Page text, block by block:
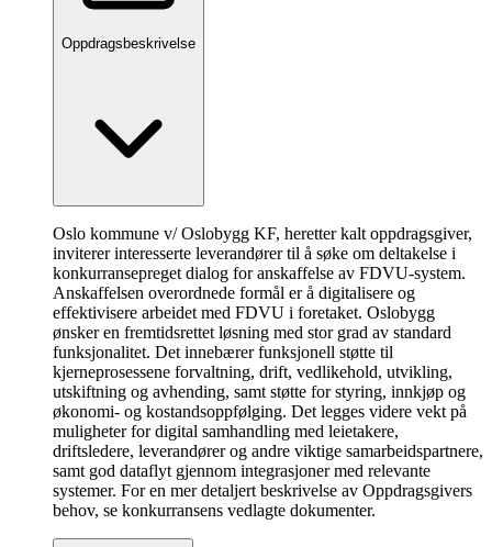
Oppdragsbeskrivelse
Oslo kommune v/ Oslobygg KF, heretter kalt oppdragsgiver,
inviterer interesserte leverandører til å søke om deltakelse i
konkurransepreget dialog for anskaffelse av FDVU-system.
Anskaffelsen overordnede formål er å digitalisere og
effektivisere arbeidet med FDVU i foretaket. Oslobygg
ønsker en fremtidsrettet løsning med stor grad av standard
funksjonalitet. Det innebærer funksjonell støtte til
kjerneprosessene forvaltning, drift, vedlikehold, utvikling,
utskiftning og avhending, samt støtte for styring, innkjøp og
økonomi- og kostandsoppfølging. Det legges videre vekt på
muligheter for digital samhandling med leietakere,
driftsledere, leverandører og andre viktige samarbeidspartnere,
samt god dataflyt gjennom integrasjoner med relevante
systemer. For en mer detaljert beskrivelse av Oppdragsgivers
behov, se konkurransens vedlagte dokumenter.